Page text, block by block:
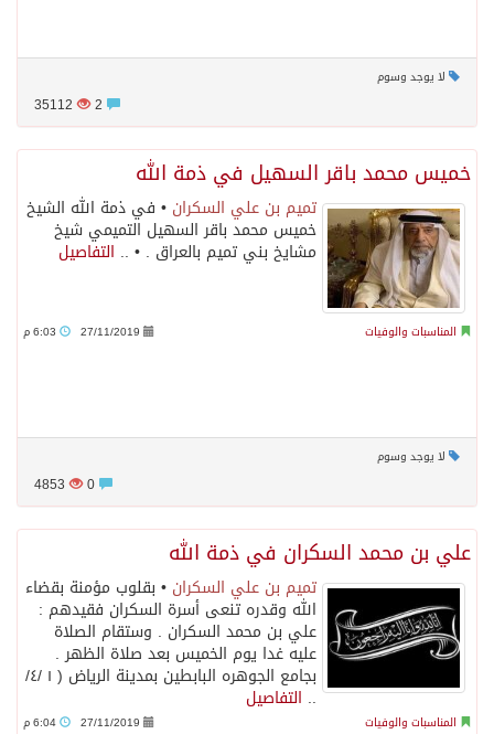
لا يوجد وسوم
35112
خميس محمد باقر السهيل في ذمة الله
تميم بن علي السكران • في ذمة الله الشيخ
خميس محمد باقر السهيل التميمي شيخ
مشايخ بني تميم بالعراق . • .. التفاصيل
المناسبات والوفيات 27/11/2019
لا يوجد وسوم
4853
علي بن محمد السكران في ذمة الله
تميم بن علي السكران • بقلوب مؤمنة بقضاء
الله وقدره تنعى أسرة السكران فقيدهم :
علي بن محمد السكران . وستقام الصلاة
عليه غدا يوم الخميس بعد صلاة الظهر .
بجامع الجوهره البابطين بمدينة الرياض ( ١ /٤/
.. التفاصيل
المناسبات والوفيات 27/11/2019